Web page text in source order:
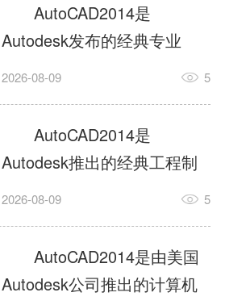
行业工程设计。版本新增图
纸标签页、实景地理地图、
协同设计交流模块，优化命
令行智能纠错与图层批量管
理，支持Win8触屏操作、点
云扫描数据导入，兼容各类
DWG图纸格式，文件互通...
AutoCAD2014是
Autodesk发布的经典专业
CAD制图设计软件，是工程
绘图工具。软件专注精准二
维绘图、图纸编辑、参数化
设计及基础三维建模，广泛
应用于建筑设计、机械制
造、土木工程、室内设计等
多个行业。软件优化绘图流
畅度与文件兼容性，支持参
2026-08-09 5
AutoCAD2014是
Autodesk推出的经典工程制
图设计软件，主打高效精准
建模作业，适配建筑、机
械、市政、室内设计等多行
业场景。软件优化运行机制
2026-08-09 5
AutoCAD2014是由美国
Autodesk公司推出的计算机